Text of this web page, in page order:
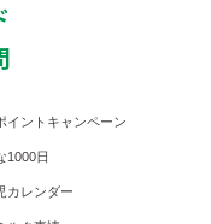
イントキャンペーン
1000日
カレンダー